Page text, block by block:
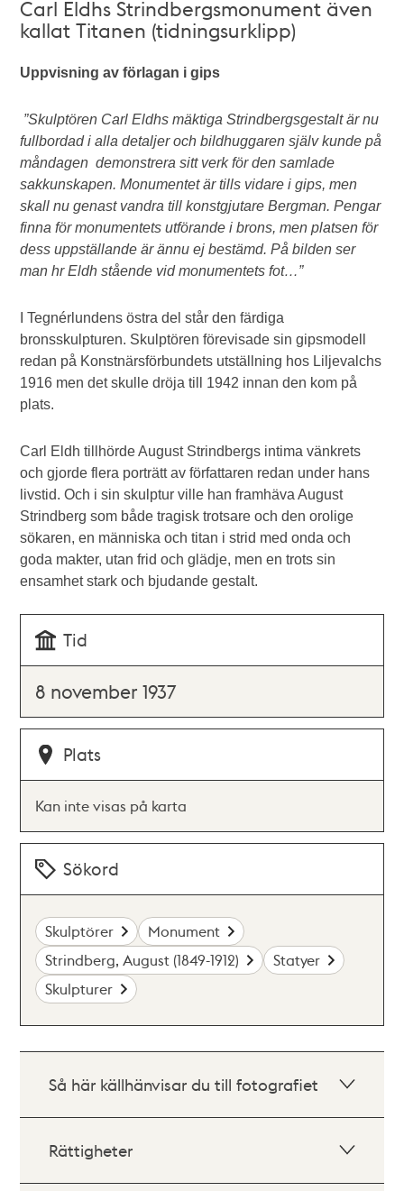
Carl Eldhs Strindbergsmonument även
kallat Titanen (tidningsurklipp)
Uppvisning av förlagan i gips
”Skulptören Carl Eldhs mäktiga Strindbergsgestalt är nu
fullbordad i alla detaljer och bildhuggaren själv kunde på
måndagen demonstrera sitt verk för den samlade
sakkunskapen. Monumentet är tills vidare i gips, men
skall nu genast vandra till konstgjutare Bergman. Pengar
finna för monumentets utförande i brons, men platsen för
dess uppställande är ännu ej bestämd. På bilden ser
man hr Eldh stående vid monumentets fot…”
I Tegnérlundens östra del står den färdiga
bronsskulpturen. Skulptören förevisade sin gipsmodell
redan på Konstnärsförbundets utställning hos Liljevalchs
1916 men det skulle dröja till 1942 innan den kom på
plats.
Carl Eldh tillhörde August Strindbergs intima vänkrets
och gjorde flera porträtt av författaren redan under hans
livstid. Och i sin skulptur ville han framhäva August
Strindberg som både tragisk trotsare och den orolige
sökaren, en människa och titan i strid med onda och
goda makter, utan frid och glädje, men en trots sin
ensamhet stark och bjudande gestalt.
Tid
8 november 1937
Plats
Kan inte visas på karta
Sökord
Skulptörer
Monument
Strindberg, August (1849-1912)
Statyer
Skulpturer
Så här källhänvisar du till fotografiet
Rättigheter